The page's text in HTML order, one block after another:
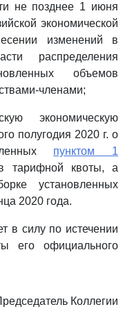
не позднее 1 июня
экономической
изменений в
распределения
объемов
членами;
экономическую
полугодия 2020 г. о
пунктом 1
тарифной квоты, а
установленных
2020 года.
в силу по истечении
его официального
Коллегии